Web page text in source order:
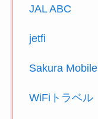
JAL ABC
jetfi
Sakura Mobile
WiFiトラベル